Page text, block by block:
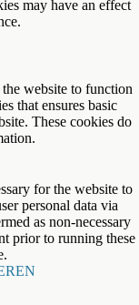
may have an effect
website to function
that ensures basic
These cookies do
for the website to
personal data via
as non-necessary
prior to running these